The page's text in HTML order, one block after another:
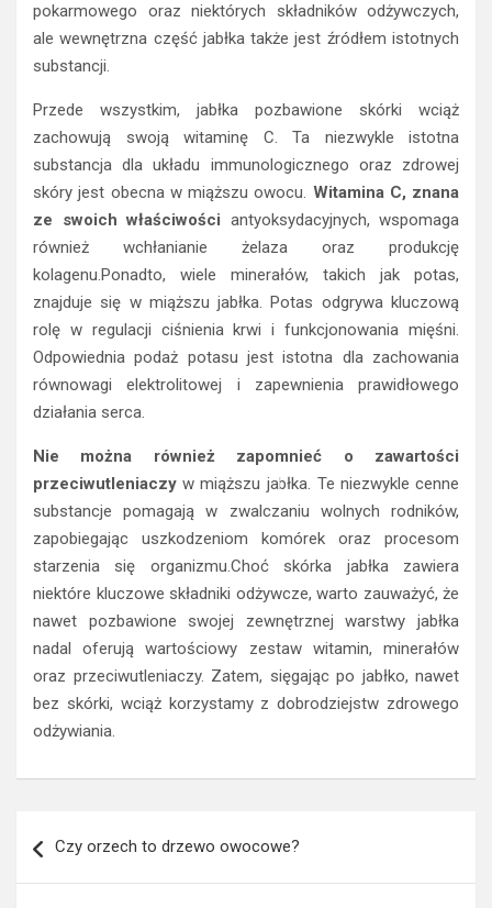
pokarmowego oraz niektórych składników odżywczych,
ale wewnętrzna część jabłka także jest źródłem istotnych
substancji.
Przede wszystkim, jabłka pozbawione skórki wciąż
zachowują swoją witaminę C. Ta niezwykle istotna
substancja dla układu immunologicznego oraz zdrowej
skóry jest obecna w miąższu owocu. Witamina C, znana
ze swoich właściwości antyoksydacyjnych, wspomaga
również wchłanianie żelaza oraz produkcję
kolagenu.Ponadto, wiele minerałów, takich jak potas,
znajduje się w miąższu jabłka. Potas odgrywa kluczową
rolę w regulacji ciśnienia krwi i funkcjonowania mięśni.
Odpowiednia podaż potasu jest istotna dla zachowania
równowagi elektrolitowej i zapewnienia prawidłowego
działania serca.
Nie można również zapomnieć o zawartości
przeciwutleniaczy w miąższu jabłka. Te niezwykle cenne
substancje pomagają w zwalczaniu wolnych rodników,
zapobiegając uszkodzeniom komórek oraz procesom
starzenia się organizmu.Choć skórka jabłka zawiera
niektóre kluczowe składniki odżywcze, warto zauważyć, że
nawet pozbawione swojej zewnętrznej warstwy jabłka
nadal oferują wartościowy zestaw witamin, minerałów
oraz przeciwutleniaczy. Zatem, sięgając po jabłko, nawet
bez skórki, wciąż korzystamy z dobrodziejstw zdrowego
odżywiania.
wpisuCzy orzech to drzewo owocowe?